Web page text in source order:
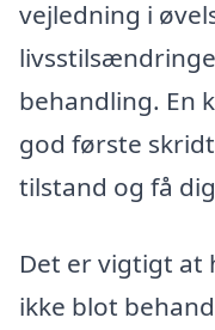
vejledning i
behandling. En
god første
tilstand og få
Det er vigtigt at
ikke blot